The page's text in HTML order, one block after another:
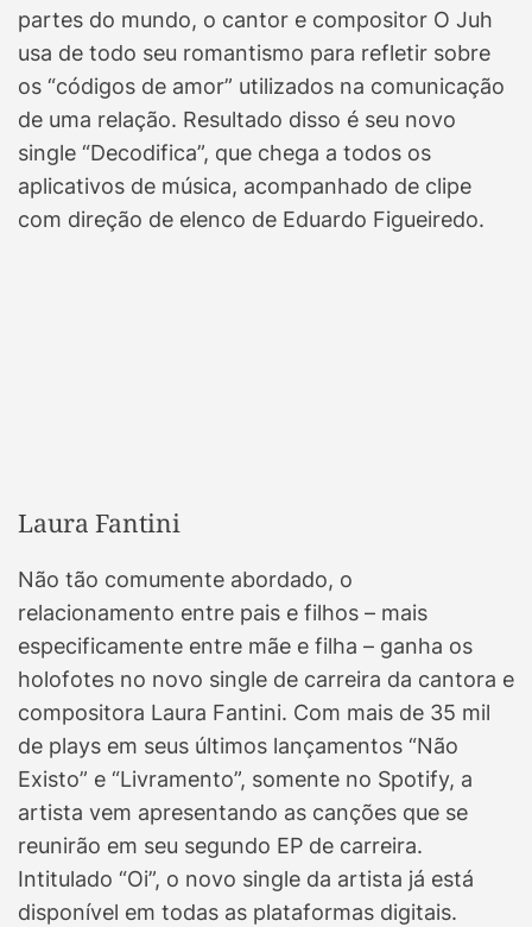
partes do mundo, o cantor e compositor O Juh
usa de todo seu romantismo para refletir sobre
os “códigos de amor” utilizados na comunicação
de uma relação. Resultado disso é seu novo
single “Decodifica”, que chega a todos os
aplicativos de música, acompanhado de clipe
com direção de elenco de Eduardo Figueiredo.
Laura Fantini
Não tão comumente abordado, o
relacionamento entre pais e filhos – mais
especificamente entre mãe e filha – ganha os
holofotes no novo single de carreira da cantora e
compositora Laura Fantini. Com mais de 35 mil
de plays em seus últimos lançamentos “Não
Existo” e “Livramento”, somente no Spotify, a
artista vem apresentando as canções que se
reunirão em seu segundo EP de carreira.
Intitulado “Oi”, o novo single da artista já está
disponível em todas as plataformas digitais.